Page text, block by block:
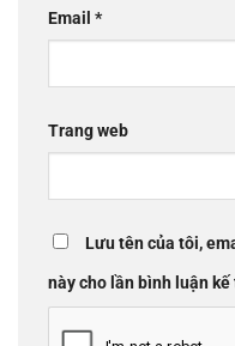
Email *
Trang web
Lưu tên của tôi,
này cho lần bình luận